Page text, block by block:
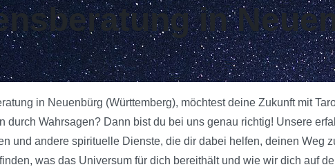
in
in Neuenbürg (Württemberg), möchtest deine Zukunft mit
Wahrsagen? Dann bist du bei uns genau richtig! Unsere
und andere spirituelle Dienste, die dir dabei helfen, deinen Weg
was das Universum für dich bereithält und wie wir dich auf